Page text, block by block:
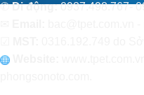
✆Di động:0937.498.767-